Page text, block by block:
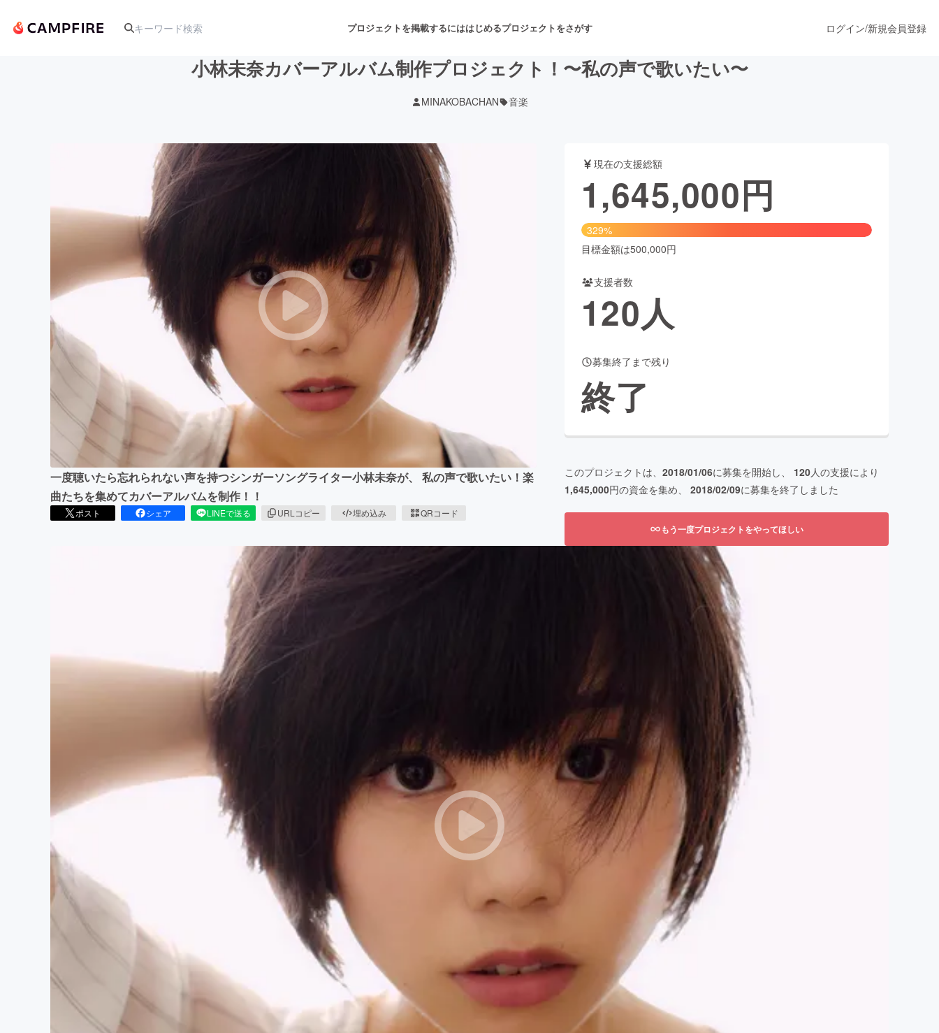
プロジェクトを掲載するにははじめるプロジェクトをさがす
アート・写真 舞台・パフォーマンス
テクノロジー・ガジェット ゲーム・サービス開発 ファッション
書籍・雑誌出版
ビジネス・起業 チャレンジ ビューティー・ヘルスケア
まちづくり・地域活性化
CAMPFIRE for Social Good
CAMPFIREふるさと納税
ログイン/新規会員登録
小林未奈カバーアルバム制作プロジェクト！〜私の声で歌いたい〜
MINAKOBACHAN 音楽
一度聴いたら忘れられない声を持つシンガーソングライター小林未奈が、 私の声で歌いたい！楽
曲たちを集めてカバーアルバムを制作！！
ポスト シェア LINEで送る URLコピー 埋め込み QRコード
現在の支援総額
1,645,000円
329%
目標金額は500,000円
支援者数
120人
募集終了まで残り
終了
このプロジェクトは、 2018/01/06に募集を開始し、 120人の支援により
1,645,000円の資金を集め、 2018/02/09に募集を終了しました
もう一度プロジェクトをやってほしい